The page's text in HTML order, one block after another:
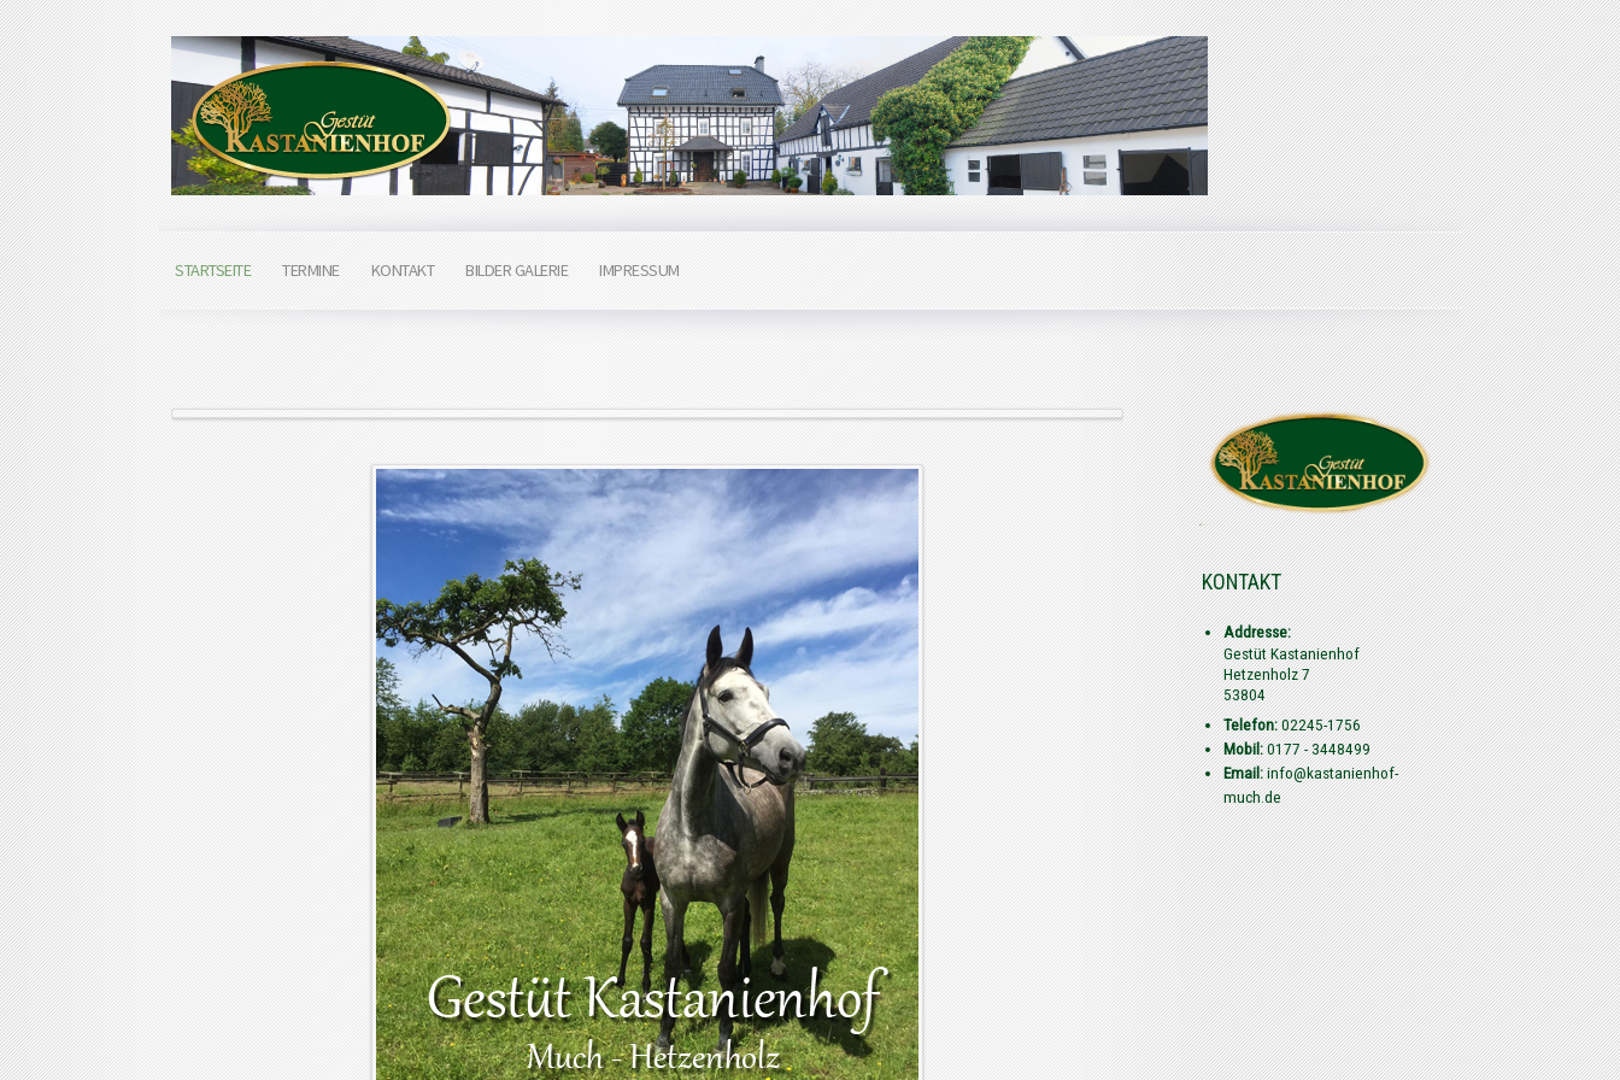
STARTSEITE TERMINE KONTAKT BILDER GALERIE IMPRESSUM
KONTAKT
Addresse:
Gestüt Kastanienhof
Hetzenholz 7
53804
Telefon:02245-1756
Mobil:0177 - 3448499
Email:info@kastanienhof-
much.de